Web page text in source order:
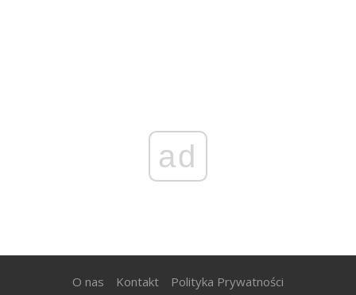
ad
O nas Kontakt Polityka Prywatności